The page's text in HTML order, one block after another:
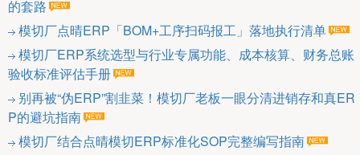
的套路
模切厂点晴ERP「BOM+工序扫码报工」落地执行清单
模切厂ERP系统选型与行业专属功能、成本核算、财务总账
验收标准评估手册
别再被“伪ERP”割韭菜！模切厂老板一眼分清进销存和真ER
P的避坑指南
模切厂结合点晴模切ERP标准化SOP完整编写指南